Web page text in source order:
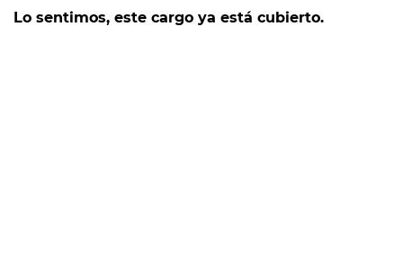
Lo sentimos, este cargo ya está cubierto.